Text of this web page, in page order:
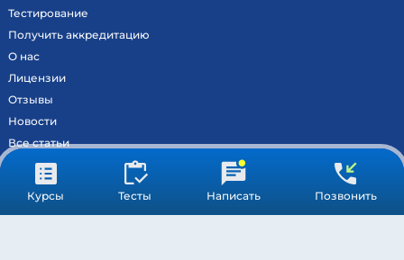
Курсы Тесты Написать Позвонить
Тестирование
Получить аккредитацию
О нас
Лицензии
Отзывы
Новости
Все статьи
Контакты
Вход на образовательный портал